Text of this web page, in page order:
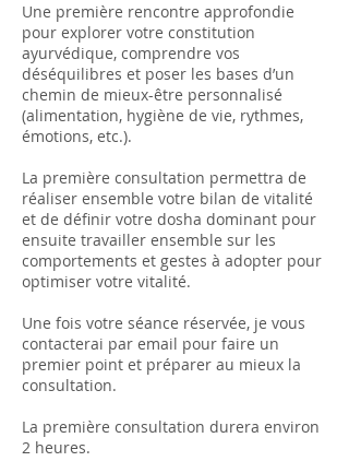
Une première rencontre approfondie
pour explorer votre constitution
ayurvédique, comprendre vos
déséquilibres et poser les bases d’un
chemin de mieux-être personnalisé
(alimentation, hygiène de vie, rythmes,
émotions, etc.).
La première consultation permettra de
réaliser ensemble votre bilan de vitalité
et de définir votre dosha dominant pour
ensuite travailler ensemble sur les
comportements et gestes à adopter pour
optimiser votre vitalité.
Une fois votre séance réservée, je vous
contacterai par email pour faire un
premier point et préparer au mieux la
consultation.
La première consultation durera environ
2 heures.